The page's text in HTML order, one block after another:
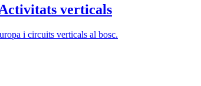
verticals
i circuits verticals al bosc.